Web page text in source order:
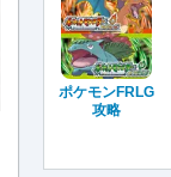
ポケモンFRLG
攻略